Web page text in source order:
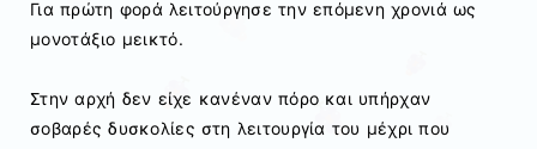
Για πρώτη φορά λειτούργησε την επόμενη χρονιά ως
μονοτάξιο μεικτό.
Στην αρχή δεν είχε κανέναν πόρο και υπήρχαν
σοβαρές δυσκολίες στη λειτουργία του μέχρι που